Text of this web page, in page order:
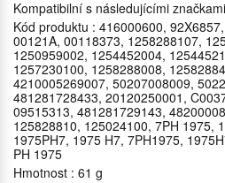
Kompatibilní s následujícími
Kód produktu : 416000600,
00121A, 00118373, 1258288107,
1250959002, 1254452004,
1257230100, 1258288008,
4210005269007, 50207008009,
481281728433, 20120250001,
09515313, 481281729143,
125828810, 125024100, 7PH 1975,
1975PH7, 1975 H7, 7PH1975,
PH 1975
Hmotnost : 61 g